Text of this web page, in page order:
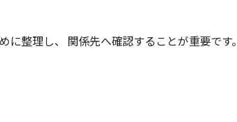
整理し、 関係先へ確認することが重要です。